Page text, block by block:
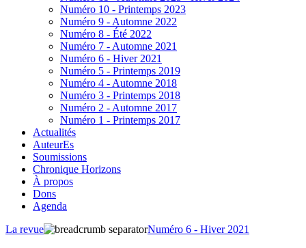
Numéro 10 - Printemps 2023
Numéro 9 - Automne 2022
Numéro 8 - Été 2022
Numéro 7 - Automne 2021
Numéro 6 - Hiver 2021
Numéro 5 - Printemps 2019
Numéro 4 - Automne 2018
Numéro 3 - Printemps 2018
Numéro 2 - Automne 2017
Numéro 1 - Printemps 2017
Actualités
AuteurEs
Soumissions
Chronique Horizons
À propos
Dons
Agenda
La revue
Numéro 6 - Hiver 2021